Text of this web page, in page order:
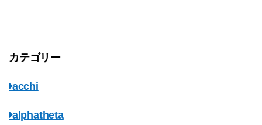
カテゴリー
acchi
alphatheta